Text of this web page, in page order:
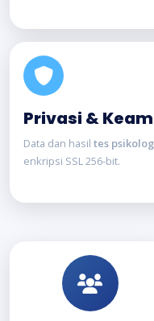
Privasi &
Data dan hasil tes
enkripsi SSL 256-bit.